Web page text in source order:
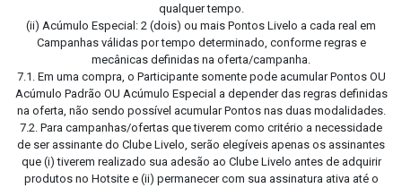
qualquer tempo.
(ii) Acúmulo Especial: 2 (dois) ou mais Pontos Livelo a cada real em
Campanhas válidas por tempo determinado, conforme regras e
mecânicas definidas na oferta/campanha.
7.1. Em uma compra, o Participante somente pode acumular Pontos OU
Acúmulo Padrão OU Acúmulo Especial a depender das regras definidas
na oferta, não sendo possível acumular Pontos nas duas modalidades.
7.2. Para campanhas/ofertas que tiverem como critério a necessidade
de ser assinante do Clube Livelo, serão elegíveis apenas os assinantes
que (i) tiverem realizado sua adesão ao Clube Livelo antes de adquirir
produtos no Hotsite e (ii) permanecer com sua assinatura ativa até o